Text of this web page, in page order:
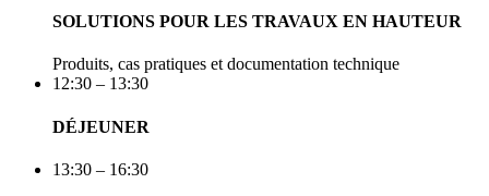
SOLUTIONS POUR LES TRAVAUX EN HAUTEUR
Produits, cas pratiques et documentation technique
12:30 – 13:30
DÉJEUNER
13:30 – 16:30